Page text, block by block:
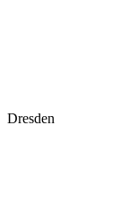
Dresden